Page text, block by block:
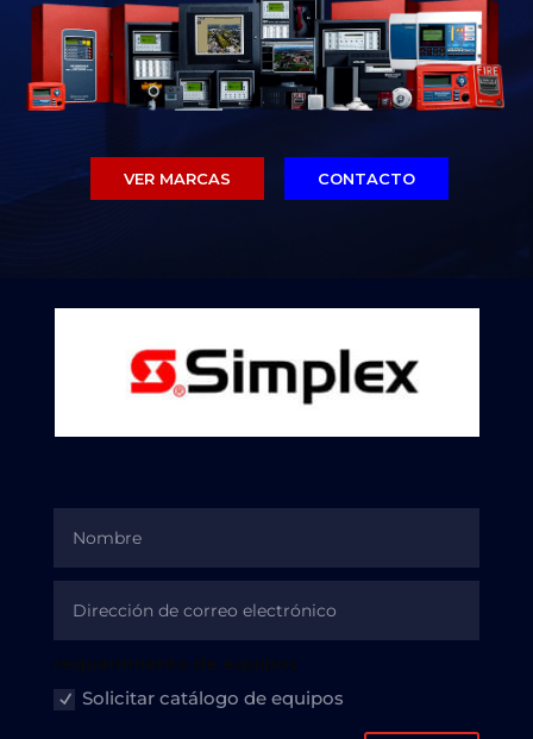
CONTACTO
VER MARCAS
requerimiento de equipos
Solicitar catálogo de equipos